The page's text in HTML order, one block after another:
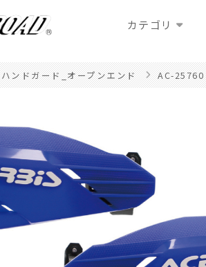
カテゴリ
ハンドガード_オープンエンド AC-25760